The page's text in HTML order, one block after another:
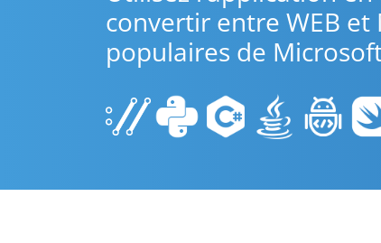
convertir entre WEB
populaires de